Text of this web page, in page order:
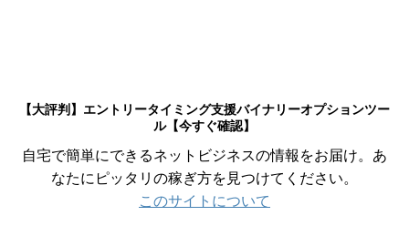
【大評判】エントリータイミング支援バイナリーオプションツー
ル【今すぐ確認】
自宅で簡単にできるネットビジネスの情報をお届け。あ
なたにピッタリの稼ぎ方を見つけてください。
このサイトについて